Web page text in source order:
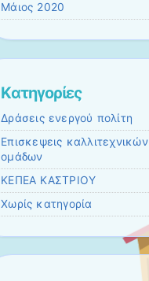
Μάιος 2020
Kατηγορίες
Δράσεις ενεργού πολίτη
Επισκεψεις καλλιτεχνικών
ομάδων
ΚΕΠΕΑ ΚΑΣΤΡΙΟΥ
Χωρίς κατηγορία